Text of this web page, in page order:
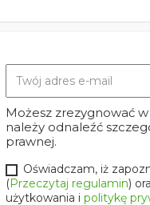
Możesz zrezygnować
należy odnaleźć
prawnej.
Oświadczam, iż
(Przeczytaj regulamin)
użytkowania i politykę